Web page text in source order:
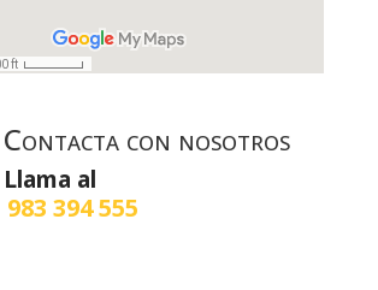
Contacta con nosotros
Llama al
983 394 555